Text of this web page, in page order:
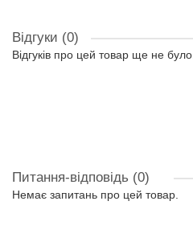
Відгуки (0)
Відгуків про цей товар ще не було.
Питання-відповідь (0)
Немає запитань про цей товар.